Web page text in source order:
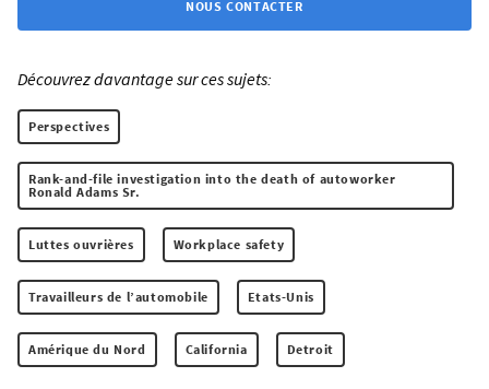
NOUS CONTACTER
Découvrez davantage sur ces sujets:
Perspectives
Rank-and-file investigation into the death of autoworker
Ronald Adams Sr.
Luttes ouvrières Workplace safety
Travailleurs de l’automobile Etats-Unis
Amérique du Nord California Detroit